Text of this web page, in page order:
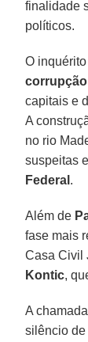
finalidade
políticos.
O
corrupção
capitais e
A
no rio
suspeitas
Federal .
Além de
fase mais
Casa Civil
Kontic,
A
silêncio de